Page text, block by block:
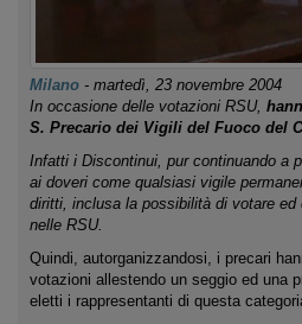
Milano - martedì, 23 novembre 2004
In occasione delle votazioni RSU,
S. Precario dei Vigili del Fuoco del
Infatti i Discontinui, pur continuando a
ai doveri come qualsiasi vigile
diritti, inclusa la possibilità di votare ed
nelle RSU.
Quindi, autorganizzandosi, i precari
votazioni allestendo un seggio ed una
eletti i rappresentanti di questa